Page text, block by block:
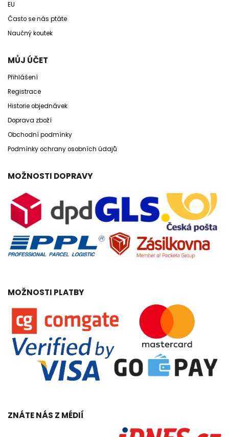
EU
Často se nás ptáte
Naučný koutek
MŮJ ÚČET
Přihlášení
Registrace
Historie objednávek
Doprava zboží
Obchodní podmínky
Podmínky ochrany osobních údajů
MOŽNOSTI DOPRAVY
MOŽNOSTI PLATBY
ZNÁTE NÁS Z MÉDIÍ